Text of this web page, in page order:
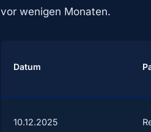
vor wenigen Monaten.
Datum
10.12.2025